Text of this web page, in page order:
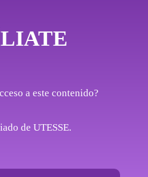
a este contenido?
de UTESSE.